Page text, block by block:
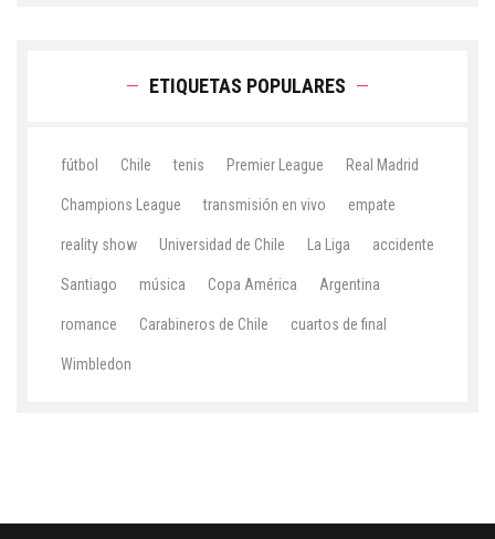
ETIQUETAS POPULARES
fútbol Chile tenis Premier League Real Madrid
Champions League transmisión en vivo empate
reality show Universidad de Chile La Liga accidente
Santiago música Copa América Argentina
romance Carabineros de Chile cuartos de final
Wimbledon